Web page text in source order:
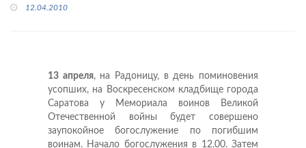
12.04.2010
13 апреля, на Радоницу, в день поминовения
усопших, на Воскресенском кладбище города
Саратова у Мемориала воинов Великой
Отечественной войны будет совершено
заупокойное богослужение по погибшим
воинам. Начало богослужения в 12.00. Затем